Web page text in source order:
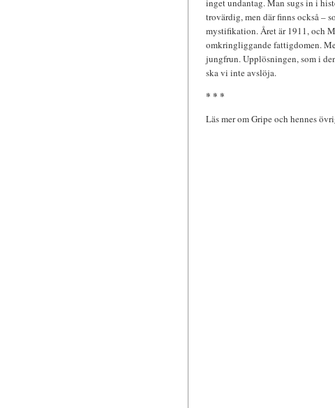
inget undantag. Man sugs in i
trovärdig, men där finns också –
mystifikation. Året är 1911, och
omkringliggande fattigdomen.
jungfrun. Upplösningen, som i
ska vi inte avslöja.
* * *
Läs mer om Gripe och hennes